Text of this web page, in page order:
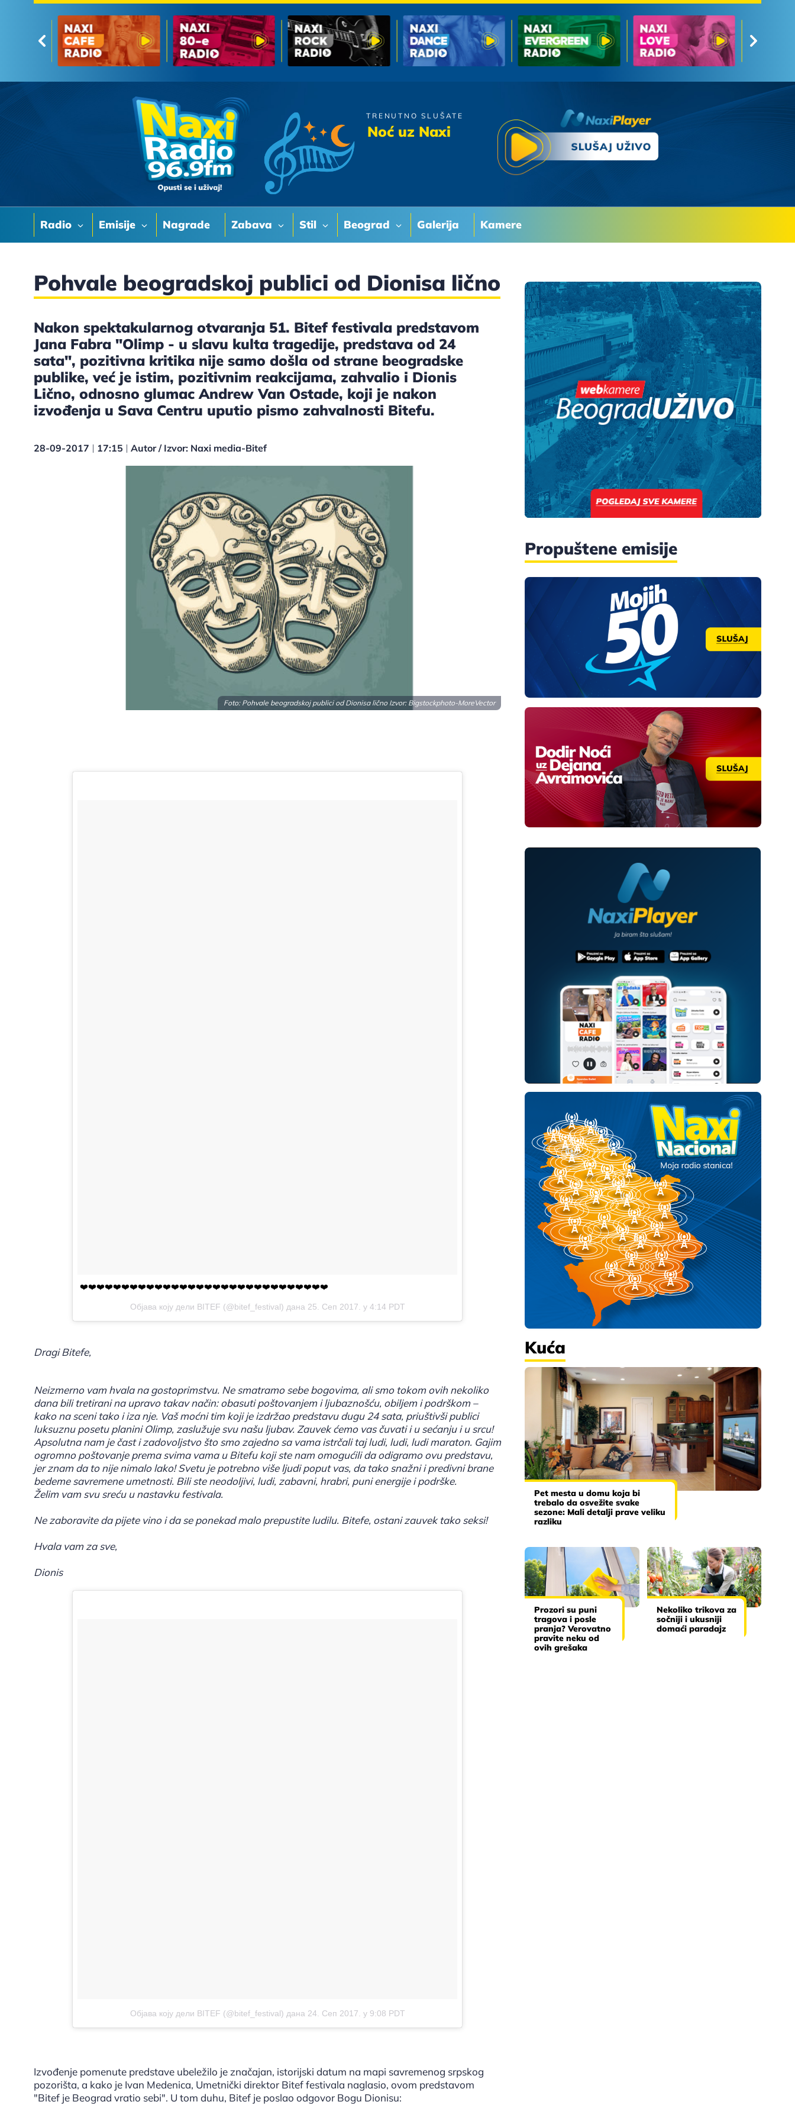
Radio Emisije Nagrade Zabava Stil Beograd Galerija Kamere
TRENUTNO SLUŠATE
Noć uz Naxi
Hari Mata Hari
Pohvale beogradskoj publici od Dionisa lično
Nakon spektakularnog otvaranja 51. Bitef festivala predstavom
Jana Fabra "Olimp - u slavu kulta tragedije, predstava od 24
sata", pozitivna kritika nije samo došla od strane beogradske
publike, već je istim, pozitivnim reakcijama, zahvalio i Dionis
Lično, odnosno glumac Andrew Van Ostade, koji je nakon
izvođenja u Sava Centru uputio pismo zahvalnosti Bitefu.
28-09-2017 17:15 Autor / Izvor: Naxi media-Bitef
Foto: Pohvale beogradskoj publici od Dionisa lično Izvor: Bigstockphoto-MoreVector
❤️❤️❤️❤️❤️❤️❤️❤️❤️❤️❤️❤️❤️❤️❤️❤️❤️❤️❤️❤️❤️❤️❤️❤️❤️❤️❤️❤️❤️❤️
Објава коју дели BITEF (@bitef_festival) дана 25. Сеп 2017. у 4:14 PDT
Dragi Bitefe,
Neizmerno vam hvala na gostoprimstvu. Ne smatramo sebe bogovima, ali smo tokom ovih nekoliko
dana bili tretirani na upravo takav način: obasuti poštovanjem i ljubaznošću, obiljem i podrškom –
kako na sceni tako i iza nje. Vaš moćni tim koji je izdržao predstavu dugu 24 sata, priuštivši publici
luksuznu posetu planini Olimp, zaslužuje svu našu ljubav. Zauvek ćemo vas čuvati i u sećanju i u srcu!
Apsolutna nam je čast i zadovoljstvo što smo zajedno sa vama istrčali taj ludi, ludi, ludi maraton. Gajim
ogromno poštovanje prema svima vama u Bitefu koji ste nam omogućili da odigramo ovu predstavu,
jer znam da to nije nimalo lako! Svetu je potrebno više ljudi poput vas, da tako snažni i predivni brane
bedeme savremene umetnosti. Bili ste neodoljivi, ludi, zabavni, hrabri, puni energije i podrške.
Želim vam svu sreću u nastavku festivala.
Ne zaboravite da pijete vino i da se ponekad malo prepustite ludilu. Bitefe, ostani zauvek tako seksi!
Hvala vam za sve,
Dionis
Објава коју дели BITEF (@bitef_festival) дана 24. Сеп 2017. у 9:08 PDT
Izvođenje pomenute predstave ubeležilo je značajan, istorijski datum na mapi savremenog srpskog
pozorišta, a kako je Ivan Medenica, Umetnički direktor Bitef festivala naglasio, ovom predstavom
"Bitef je Beograd vratio sebi". U tom duhu, Bitef je poslao odgovor Bogu Dionisu:
Propuštene emisije
Kuća
Pet mesta u domu koja bi
trebalo da osvežite svake
sezone: Mali detalji prave veliku
razliku
Prozori su puni
tragova i posle
pranja? Verovatno
pravite neku od
ovih grešaka
Nekoliko trikova za
sočniji i ukusniji
domaći paradajz